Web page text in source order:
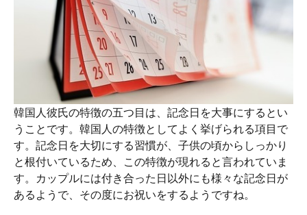
韓国人彼氏の特徴の五つ目は、記念日を大事にするとい
うことです。韓国人の特徴としてよく挙げられる項目で
す。記念日を大切にする習慣が、子供の頃からしっかり
と根付いているため、この特徴が現れると言われていま
す。カップルには付き合った日以外にも様々な記念日が
あるようで、その度にお祝いをするようですね。